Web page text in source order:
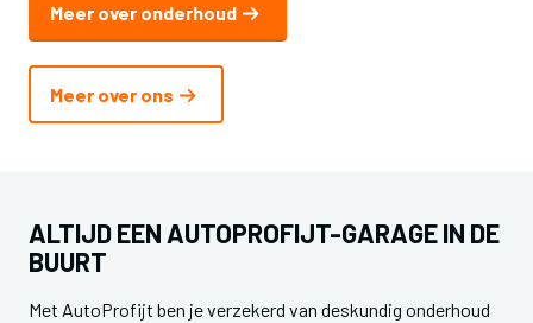
Meer over onderhoud
Meer over ons
ALTIJD EEN AUTOPROFIJT-GARAGE IN DE
BUURT
Met AutoProfijt ben je verzekerd van deskundig onderhoud